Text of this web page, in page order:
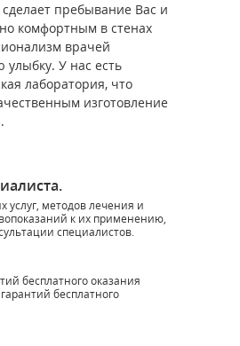
пребывание Вас и
комфортным в стенах
врачей
улыбку. У нас есть
лаборатория, что
изготовление
услуг, методов лечения и
к их применению,
специалистов.
бесплатного оказания
бесплатного